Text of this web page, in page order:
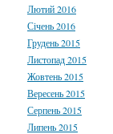
Лютий 2016
Січень 2016
Грудень 2015
Листопад 2015
Жовтень 2015
Вересень 2015
Серпень 2015
Липень 2015